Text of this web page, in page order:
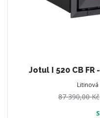
Jotul I 520 CB
87 390,00 Kč